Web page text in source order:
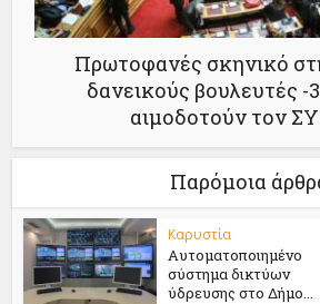
Πρωτοφανές σκηνικό
δανεικούς βουλευτές -
αιμοδοτούν τον
Παρόμοια
Καρυστία
Αυτοματοποιημένο
σύστημα δικτύων
ύδρευσης στο Δήμο...